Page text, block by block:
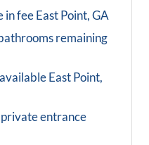
in feeEast Point, GA
remaining
East Point,
entrance